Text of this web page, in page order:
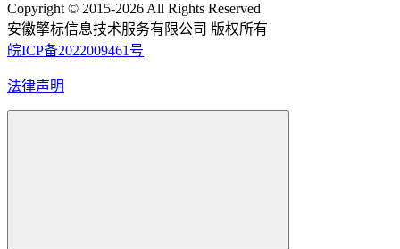
Copyright © 2015-2026 All Rights Reserved
安徽擎标信息技术服务有限公司 版权所有
皖ICP备2022009461号
法律声明